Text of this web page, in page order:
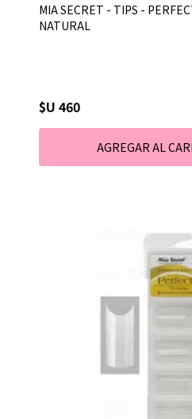
MIA SECRET - TIPS -
NATURAL
$U 460